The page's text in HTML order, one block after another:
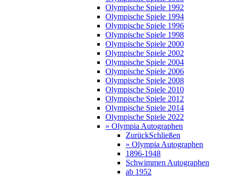
Olympische Spiele 1992
Olympische Spiele 1994
Olympische Spiele 1996
Olympische Spiele 1998
Olympische Spiele 2000
Olympische Spiele 2002
Olympische Spiele 2004
Olympische Spiele 2006
Olympische Spiele 2008
Olympische Spiele 2010
Olympische Spiele 2012
Olympische Spiele 2014
Olympische Spiele 2022
» Olympia Autographen
ZurückSchließen
» Olympia Autographen
1896-1948
Schwimmen Autographen
ab 1952